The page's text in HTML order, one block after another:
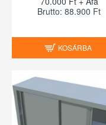
Brutto: 88.900 Ft
KOSÁRBA